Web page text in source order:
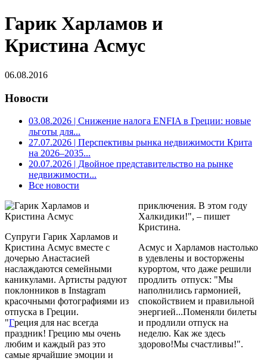
Гарик Харламов и
Кристина Асмус
06.08.2016
Новости
03.08.2026 | Снижение налога ENFIA в Греции: новые
льготы для...
27.07.2026 | Перспективы рынка недвижимости Крита
на 2026–2035...
20.07.2026 | Двойное представительство на рынке
недвижимости...
Все новости
Супруги Гарик Харламов и
Кристина Асмус вместе с
дочерью Анастасией
наслаждаются семейными
каникулами. Артисты радуют
поклонников в Instagram
красочными фотографиями из
отпуска в Греции.
"Греция для нас всегда
праздник! Грецию мы очень
любим и каждый раз это
самые ярчайшие эмоции и
приключения. В этом году
Халкидики!", – пишет
Кристина.
Асмус и Харламов настолько
в удевлены и восторжены
курортом, что даже решили
продлить отпуск: "Мы
наполнились гармонией,
спокойствием и правильной
энергией...Поменяли билеты
и продлили отпуск на
неделю. Как же здесь
здорово!Мы счастливы!".